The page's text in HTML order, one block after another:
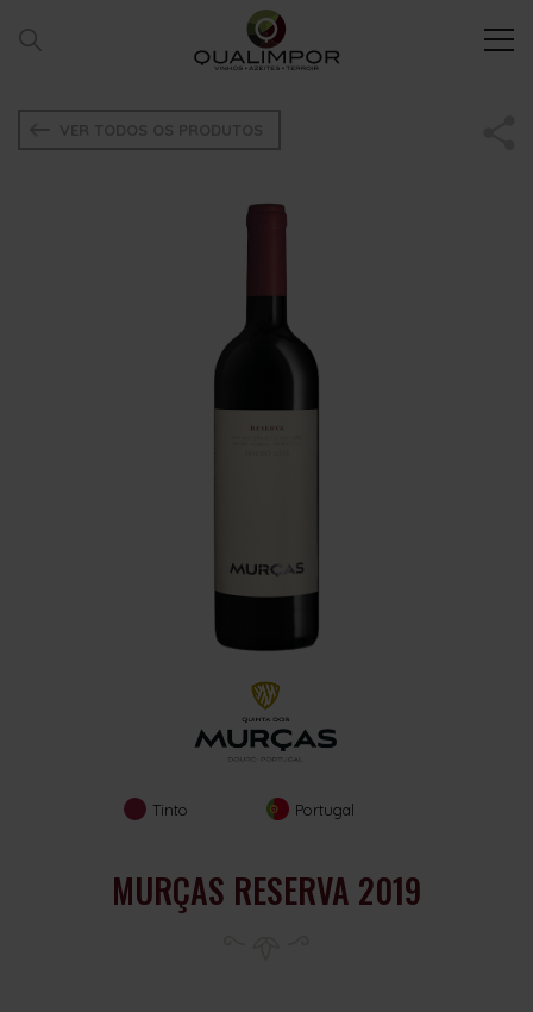
Tinto Portugal
MURÇAS RESERVA 2019